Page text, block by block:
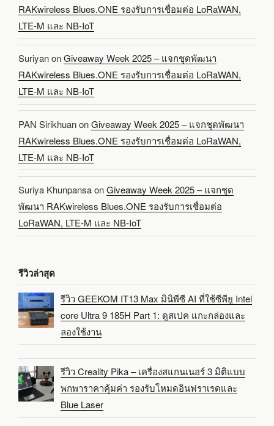
RAKwireless Blues.ONE รองรับการเชื่อมต่อ LoRaWAN,
LTE-M และ NB-IoT
SuriyanonGiveaway Week 2025 – แจกชุดพัฒนา
RAKwireless Blues.ONE รองรับการเชื่อมต่อ LoRaWAN,
LTE-M และ NB-IoT
PAN SirikhuanonGiveaway Week 2025 – แจกชุดพัฒนา
RAKwireless Blues.ONE รองรับการเชื่อมต่อ LoRaWAN,
LTE-M และ NB-IoT
Suriya KhunpansaonGiveaway Week 2025 – แจกชุด
พัฒนา RAKwireless Blues.ONE รองรับการเชื่อมต่อ
LoRaWAN, LTE-M และ NB-IoT
รีวิวล่าสุด
รีวิว GEEKOM IT13 Max มินิพีซี AI ที่ใช้ซีพียู Intel
core Ultra 9 185H Part 1: ดูสเปค แกะกล่องและ
ลองใช้งาน
รีวิว Creality Pika – เครื่องสแกนเนอร์ 3 มิติแบบ
พกพาราคาคุ้มค่า รองรับโหมดอินฟราเรดและ
Blue Laser